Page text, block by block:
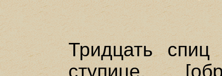
Тридцать
ступице,